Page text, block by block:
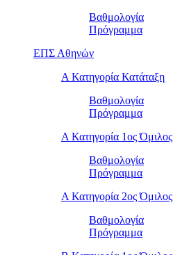
Βαθμολογία
Πρόγραμμα
ΕΠΣ Αθηνών
Α Κατηγορία Κατάταξη
Βαθμολογία
Πρόγραμμα
Α Κατηγορία 1ος Όμιλος
Βαθμολογία
Πρόγραμμα
Α Κατηγορία 2ος Όμιλος
Βαθμολογία
Πρόγραμμα